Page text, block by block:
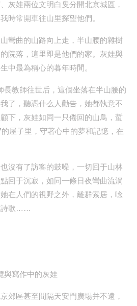
灰娃兩位文明白叟分開北京城區，
時常開車往山里探望他們。
彎曲的山路向上走，半山腰的雜樹
院落，這里即是他們的家。灰娃與
中最為稱心的暮年時間。
長教師往世后，這個坐落在半山腰的
了，聽憑什么人勸告，她都執意不
下，灰娃如同一只倦回的山鳥，蜇
屋子里，守著心中的夢和記憶，在
沒有了訪客的鼓噪，一切回于山林
回于沉寂，如同一條日夜彎曲流淌
在人們的視野之外，離群索居，唸
詩歌……
與寫作中的灰娃
郊區甚至間隔天安門廣場并不遠，